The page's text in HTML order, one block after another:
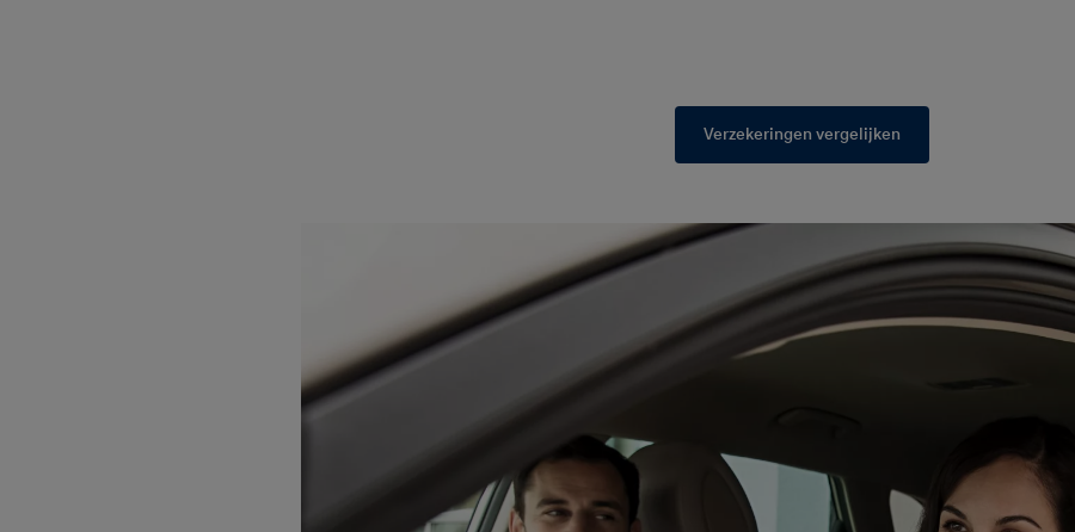
Verzekeringen vergelijken